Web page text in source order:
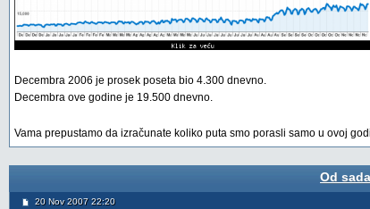
Decembra 2006 je prosek poseta bio 4.300 dnevno.
Decembra ove godine je 19.500 dnevno.
Vama prepustamo da izračunate koliko puta smo porasli samo u ovoj
Od
20 Nov 2007 22:20